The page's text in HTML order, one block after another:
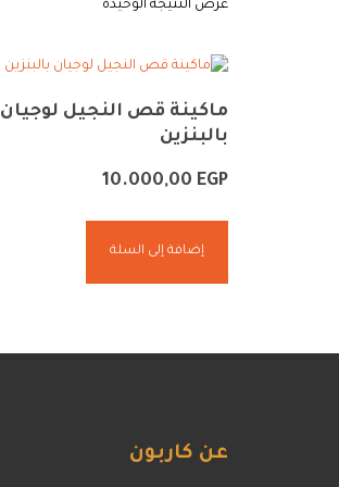
عرض النتيجة الوحيدة
ماكينة قص النجيل لوجيان
بالبنزين
10.000,00 EGP
إضافة إلى السلة
عن كاربون